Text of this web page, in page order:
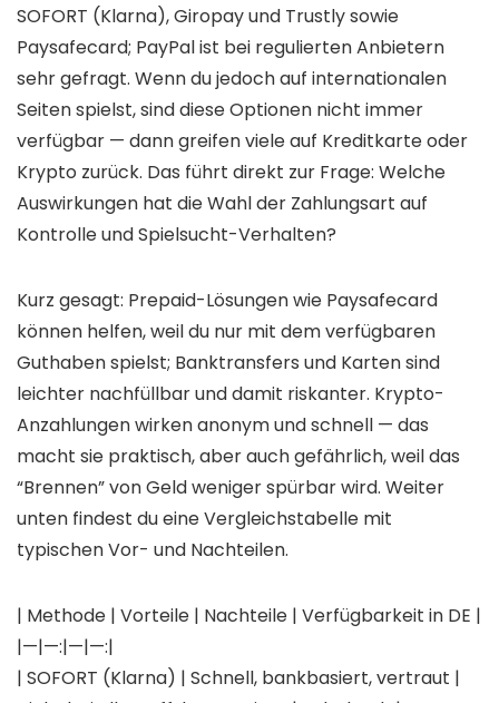
SOFORT (Klarna), Giropay und Trustly sowie
Paysafecard; PayPal ist bei regulierten Anbietern
sehr gefragt. Wenn du jedoch auf internationalen
Seiten spielst, sind diese Optionen nicht immer
verfügbar — dann greifen viele auf Kreditkarte oder
Krypto zurück. Das führt direkt zur Frage: Welche
Auswirkungen hat die Wahl der Zahlungsart auf
Kontrolle und Spielsucht-Verhalten?
Kurz gesagt: Prepaid-Lösungen wie Paysafecard
können helfen, weil du nur mit dem verfügbaren
Guthaben spielst; Banktransfers und Karten sind
leichter nachfüllbar und damit riskanter. Krypto-
Anzahlungen wirken anonym und schnell — das
macht sie praktisch, aber auch gefährlich, weil das
“Brennen” von Geld weniger spürbar wird. Weiter
unten findest du eine Vergleichstabelle mit
typischen Vor- und Nachteilen.
| Methode | Vorteile | Nachteile | Verfügbarkeit in DE |
|—|—:|—|—:|
| SOFORT (Klarna) | Schnell, bankbasiert, vertraut |